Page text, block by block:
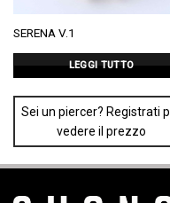
SERENA V.1
LEGGI TUTTO
Sei un piercer? Registrati
vedere il prezzo